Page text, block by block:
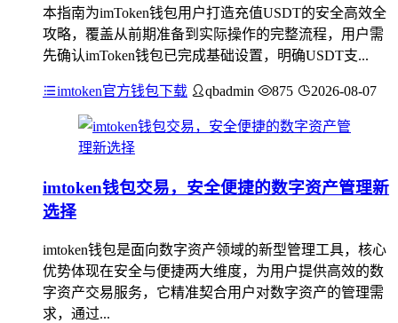
本指南为imToken钱包用户打造充值USDT的安全高效全
攻略，覆盖从前期准备到实际操作的完整流程，用户需
先确认imToken钱包已完成基础设置，明确USDT支...
imtoken官方钱包下载 qbadmin 875 2026-08-07
imtoken钱包交易，安全便捷的数字资产管理新
选择
imtoken钱包是面向数字资产领域的新型管理工具，核心
优势体现在安全与便捷两大维度，为用户提供高效的数
字资产交易服务，它精准契合用户对数字资产的管理需
求，通过...